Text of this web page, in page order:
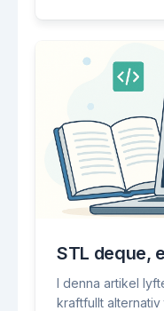
STL deque,
I denna artikel
kraftfullt